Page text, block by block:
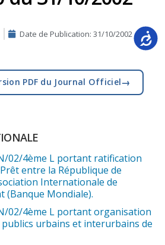
Date de Publication: 31/10/2002
PDF du Journal Officiel→
02/4ème L portant ratification
entre la République de
Internationale de
(Banque Mondiale).
02/4ème L portant organisation
urbains et interurbains de